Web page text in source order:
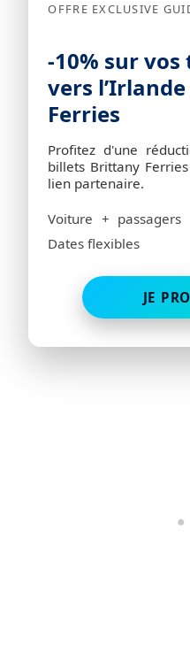
OFFRE EXCLUSIVE
-10% sur
vers
Ferries
Profitez d'une
billets Brittany
lien partenaire.
Voiture + passagers
Dates flexibles
JE